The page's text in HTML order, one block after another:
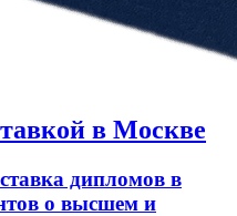
в Москве
дипломов в
о высшем и